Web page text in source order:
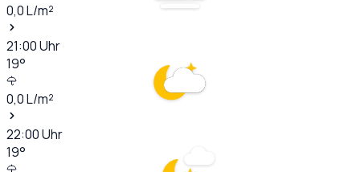
0,0L/m²
21:00Uhr
19°
0,0L/m²
22:00Uhr
19°